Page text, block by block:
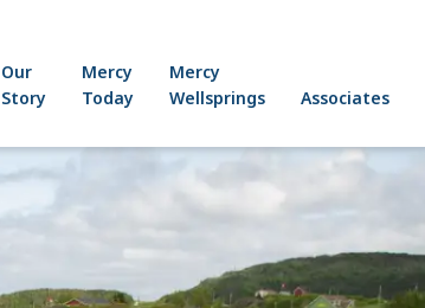
Our
Story
Mercy
Today
Mercy
Wellsprings
Associates